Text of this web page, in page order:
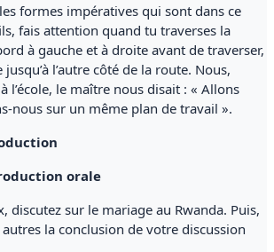
formes impératives qui sont dans ce
fais attention quand tu traverses la
à gauche et à droite avant de traverser,
l’autre côté de la route. Nous,
l’école, le maître nous disait : « Allons
nous sur un même plan de travail ».
orale
discutez sur le mariage au Rwanda. Puis,
la conclusion de votre discussion